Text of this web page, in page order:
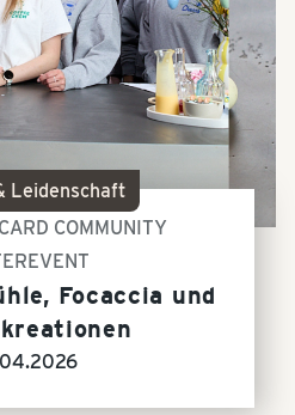
Leidenschaft
COMMUNITY
Focaccia und